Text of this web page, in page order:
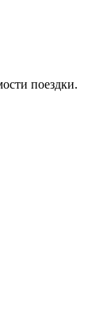
поездки.